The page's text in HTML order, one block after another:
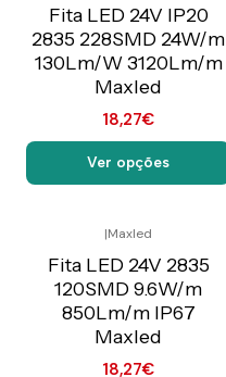
C/IVA
Fita LED 24V IP20
2835 228SMD 24W/m
130Lm/W 3120Lm/m
Maxled
18,27€
Ver opções
C/IVA
|Maxled
Fita LED 24V 2835
120SMD 9.6W/m
850Lm/m IP67
Maxled
18,27€